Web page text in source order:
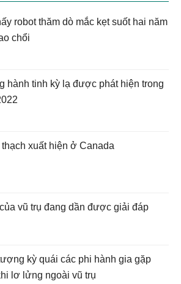
robot thăm dò mắc kẹt suốt hai năm
chổi
hành tinh kỳ lạ được phát hiện trong
xuất hiện ở Canada
vũ trụ đang dần được giải đáp
kỳ quái các phi hành gia gặp
lơ lửng ngoài vũ trụ